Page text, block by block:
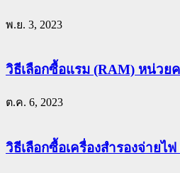
พ.ย. 3, 2023
วิธีเลือกซื้อแรม (RAM) หน่วย
ต.ค. 6, 2023
วิธีเลือกซื้อเครื่องสำรองจ่ายไ